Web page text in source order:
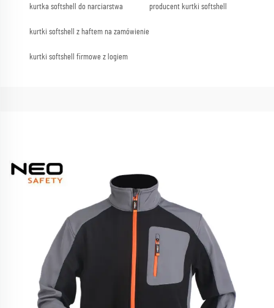
kurtka softshell do narciarstwa producent kurtki softshell
kurtki softshell z haftem na zamówienie
kurtki softshell firmowe z logiem